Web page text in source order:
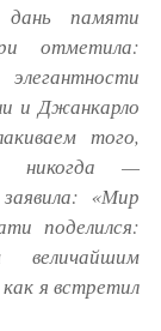
дань памяти
отметила:
и Джанкарло
того,
никогда —
«Мир
поделился:
я встретил